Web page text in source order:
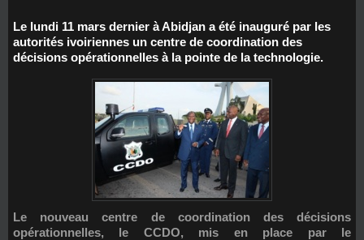
Le lundi 11 mars dernier à Abidjan a été inauguré par les
autorités ivoiriennes un centre de coordination des
décisions opérationnelles à la pointe de la technologie.
Le nouveau centre de coordination des décisions
opérationnelles, le CCDO, mis en place par le